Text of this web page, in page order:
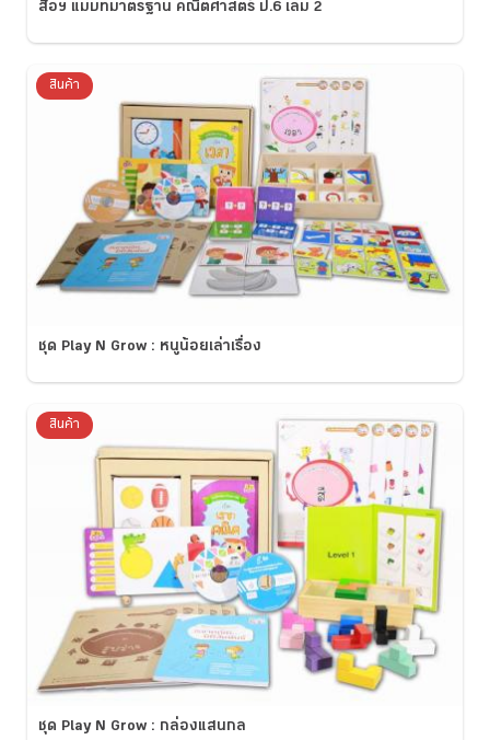
สื่อฯ แม่บทมาตรฐาน คณิตศาสตร์ ป.6 เล่ม 2
ชุด Play N Grow : หนูน้อยเล่าเรื่อง
สินค้า
ชุด Play N Grow : กล่องแสนกล
สินค้า